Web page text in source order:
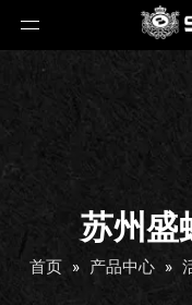
苏州盛
首页 » 产品中心 »